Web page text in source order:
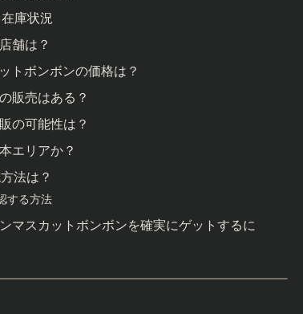
庫状況
舗は？
トボンボンの価格は？
販売はある？
の可能性は？
エリアか？
法は？
する方法
マスカットボンボンを確実にゲットするに